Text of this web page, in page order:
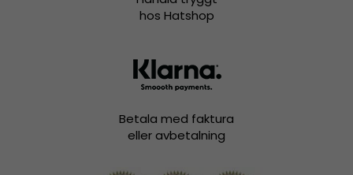
hos Hatshop
Betala med faktura
eller avbetalning